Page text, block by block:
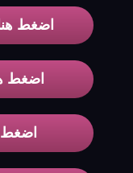
اضغط
اضغط
اضغط